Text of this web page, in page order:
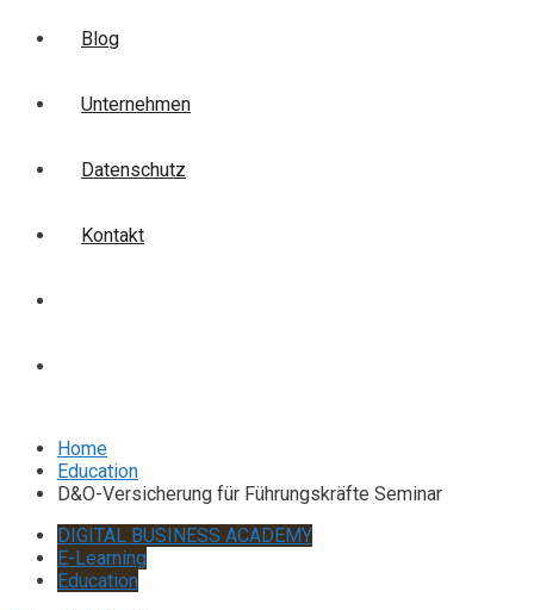
Blog
Unternehmen
Datenschutz
Kontakt
Home
Education
D&O-Versicherung für Führungskräfte Seminar
DIGITAL BUSINESS ACADEMY
E-Learning
Education